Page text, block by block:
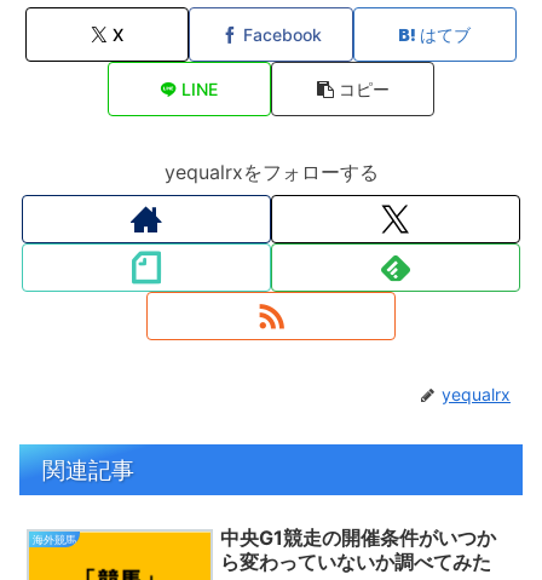
X Facebook はてブ
LINE コピー
yequalrxをフォローする
yequalrx
関連記事
海外競馬
中央G1競走の開催条件がいつか
ら変わっていないか調べてみた